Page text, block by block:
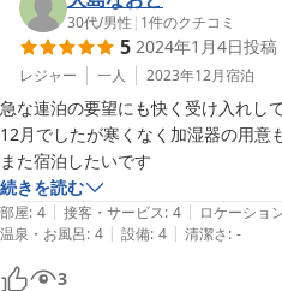
2024-02-11
30代/男性 | 1件のクチコミ
5 2024年1月4日投稿
レジャー 一人 2023年12月宿泊
急な連泊の要望にも快く受け入れし
12月でしたが寒くなく加湿器の用意
また宿泊したいです
続きを読む
部屋: 4 | 接客・サービス: 4 | ロケーショ
温泉・お風呂: 4 | 設備: 4 | 清潔さ: -
3